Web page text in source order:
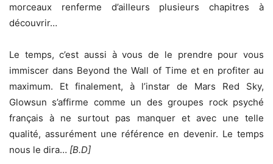
morceaux renferme d’ailleurs plusieurs chapitres à
découvrir…
Le temps, c’est aussi à vous de le prendre pour vous
immiscer dans Beyond the Wall of Time et en profiter au
maximum. Et finalement, à l’instar de Mars Red Sky,
Glowsun s’affirme comme un des groupes rock psyché
français à ne surtout pas manquer et avec une telle
qualité, assurément une référence en devenir. Le temps
nous le dira… [B.D]